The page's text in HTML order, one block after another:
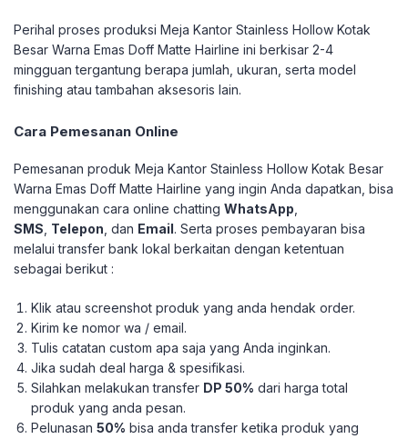
Perihal proses produksi Meja Kantor Stainless Hollow Kotak
Besar Warna Emas Doff Matte Hairline ini berkisar 2-4
mingguan tergantung berapa jumlah, ukuran, serta model
finishing atau tambahan aksesoris lain.
Cara Pemesanan Online
Pemesanan produk Meja Kantor Stainless Hollow Kotak Besar
Warna Emas Doff Matte Hairline yang ingin Anda dapatkan, bisa
menggunakan cara online chatting WhatsApp
SMS Telepon , dan Email. Serta proses pembayaran bisa
melalui transfer bank lokal berkaitan dengan ketentuan
sebagai berikut :
Klik atau screenshot produk yang anda hendak order.
Kirim ke nomor wa / email.
Tulis catatan custom apa saja yang Anda inginkan.
Jika sudah deal harga & spesifikasi.
Silahkan melakukan transfer DP 50% dari harga total
produk yang anda pesan.
Pelunasan50% bisa anda transfer ketika produk yang